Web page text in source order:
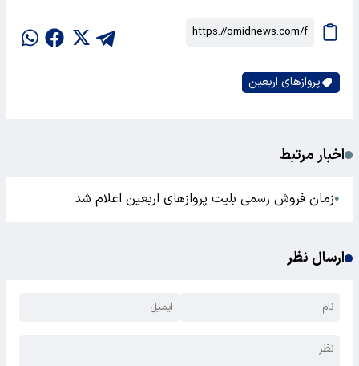
پرواز‌های اربعین
اخبار مرتبط
●زمان فروش رسمی بلیت پرواز‌های اربعین اعلام شد
ارسال نظر